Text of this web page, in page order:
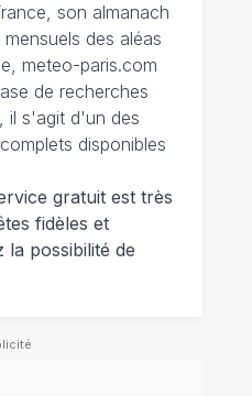
son almanach
des aléas
meteo-paris.com
de recherches
il s'agit d'un des
disponibles
gratuit est très
fidèles et
la possibilité de